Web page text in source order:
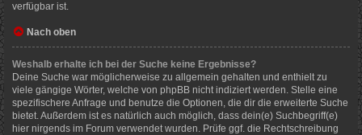
verfügbar ist.
Nach oben
Weshalb erhalte ich bei der Suche keine Ergebnisse?
Deine Suche war möglicherweise zu allgemein gehalten und enthielt zu
viele gängige Wörter, welche von phpBB nicht indiziert werden. Stelle eine
spezifischere Anfrage und benutze die Optionen, die dir die erweiterte Suche
bietet. Außerdem ist es natürlich auch möglich, dass dein(e) Suchbegriff(e)
hier nirgends im Forum verwendet wurden. Prüfe ggf. die Rechtschreibung